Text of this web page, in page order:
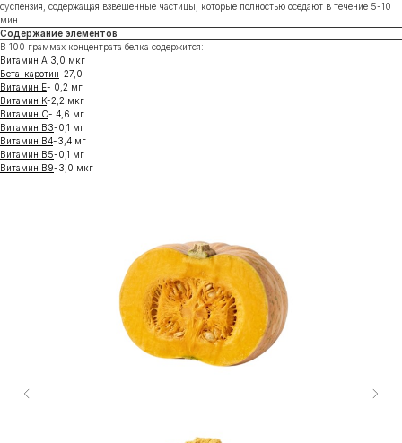
суспензия, содержащая взвешенные частицы, которые полностью оседают в течение 5-10
мин
Содержание элементов
В 100 граммах концентрата белка содержится:
Витамин A 3,0 мкг
Бета-каротин-27,0
Витамин E- 0,2 мг
Витамин K-2,2 мкг
Витамин C- 4,6 мг
Витамин B3-0,1 мг
Витамин B4-3,4 мг
Витамин B5-0,1 мг
Витамин B9-3,0 мкг
Доставка
О нас
Контакты